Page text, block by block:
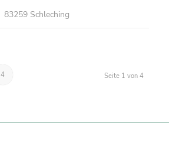
83259 Schleching
Seite 1 von 4
4